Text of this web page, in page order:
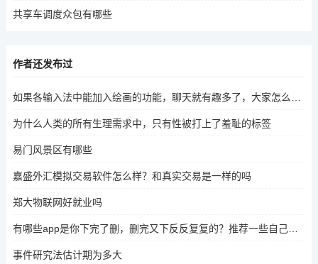
共享车调度众包有哪些
作者还发布过
为什么人类的所有生理需求中，只有性被打上了羞耻的标签
易门风景区有哪些
嘉盛外汇模拟交易软件怎么样？和真实交易是一样的吗
郑大物联网好就业吗
有哪些app是你下完了删，删完又下反反复复的？推荐一些自己认为很牛的app吧
事件研究法估计期为多大